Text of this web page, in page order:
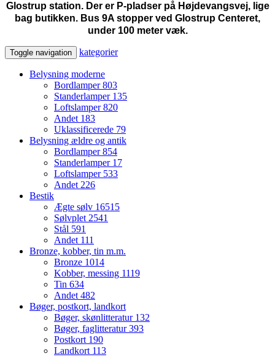
Glostrup station. Der er P-pladser på Højdevangsvej, lige
bag butikken. Bus 9A stopper ved Glostrup Centeret,
under 100 meter væk.
Toggle navigation kategorier
Belysning moderne
Bordlamper803
Standerlamper 135
Loftslamper820
Andet 183
Uklassificerede 79
Belysning ældre og antik
Bordlamper854
Standerlamper 17
Loftslamper 533
Andet226
Bestik
Ægte sølv 16515
Sølvplet2541
Stål 591
Andet 111
Bronze, kobber, tin m.m.
Bronze 1014
Kobber, messing 1119
Tin 634
Andet482
Bøger, postkort, landkort
Bøger, skønlitteratur 132
Bøger, faglitteratur393
Postkort 190
Landkort 113